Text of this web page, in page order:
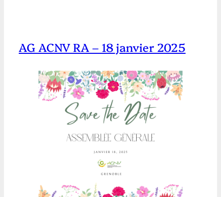
AG ACNV RA – 18 janvier 2025